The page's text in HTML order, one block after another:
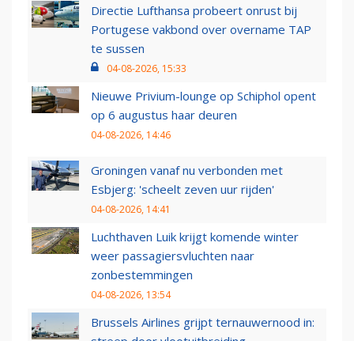
Directie Lufthansa probeert onrust bij
Portugese vakbond over overname TAP
te sussen
04-08-2026, 15:33
Nieuwe Privium-lounge op Schiphol opent
op 6 augustus haar deuren
04-08-2026, 14:46
Groningen vanaf nu verbonden met
Esbjerg: 'scheelt zeven uur rijden'
04-08-2026, 14:41
Luchthaven Luik krijgt komende winter
weer passagiersvluchten naar
zonbestemmingen
04-08-2026, 13:54
Brussels Airlines grijpt ternauwernood in: